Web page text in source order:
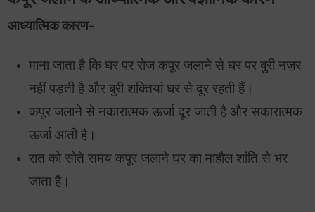
आध्यात्मिक कारण-
माना जाता है कि घर पर रोज कपूर जलाने से घर पर बुरी नज़र
नहीं पड़ती है और बुरी शक्तियां घर से दूर रहती हैं।
कपूर जलाने से नकारात्मक ऊर्जा दूर जाती है और सकारात्मक
ऊर्जा आती है।
रात को सोते समय कपूर जलाने घर का माहौल शांति से भर
जाता है।